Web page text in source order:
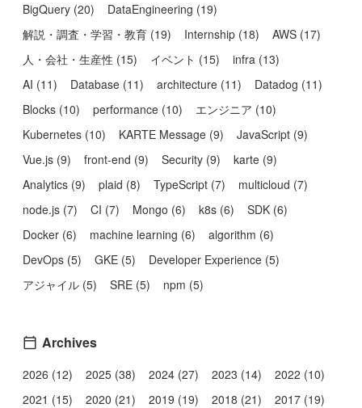
BigQuery (20) DataEngineering (19)
解説・調査・学習・教育 (19) Internship (18) AWS (17)
人・会社・生産性 (15) イベント (15) infra (13)
AI (11) Database (11) architecture (11) Datadog (11)
Blocks (10) performance (10) エンジニア (10)
Kubernetes (10) KARTE Message (9) JavaScript (9)
Vue.js (9) front-end (9) Security (9) karte (9)
Analytics (9) plaid (8) TypeScript (7) multicloud (7)
node.js (7) CI (7) Mongo (6) k8s (6) SDK (6)
Docker (6) machine learning (6) algorithm (6)
DevOps (5) GKE (5) Developer Experience (5)
アジャイル (5) SRE (5) npm (5)
Archives
2026 (12) 2025 (38) 2024 (27) 2023 (14)
2022 (10)
2021 (15)
2020 (21) 2019 (19) 2018 (21)
2017 (19)